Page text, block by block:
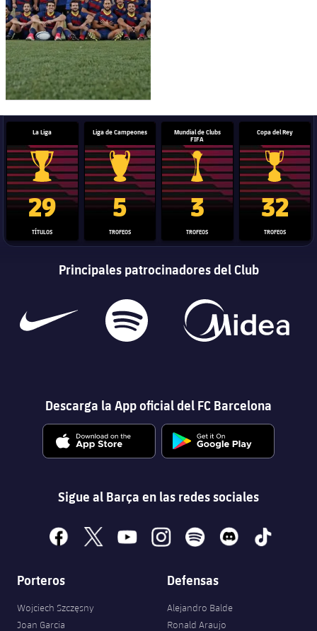
La Liga
Trofeo de La Liga
29
TÍTULOS
Liga de Campeones
Trofeo de la Liga de Campeones
5
TROFEOS
Mundial de Clubs
FIFA
Trofeo del Mundial de
3
TROFEOS
Copa del Rey
Copa del
32
TROFEOS
Principales patrocinadores del Club
Descarga la App oficial del FC Barcelona
Sigue al Barça en las redes sociales
facebook
x youtubeinstagramspotify discord tiktok
Porteros
Wojciech Szczęsny
Joan Garcia
Defensas
Alejandro Balde
Ronald Araujo